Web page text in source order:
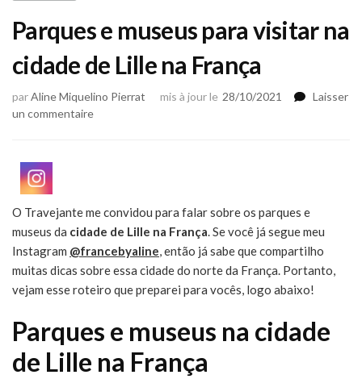
Parques e museus para visitar na
cidade de Lille na França
parAline Miquelino Pierrat mis à jour le 28/10/2021
Laisser
un commentairesur
na
cidade
de
Lille
França
O Travejante me convidou para falar sobre os parques e
museus da cidade de Lille na França. Se você já segue meu
Instagram @francebyaline, então já sabe que compartilho
muitas dicas sobre essa cidade do norte da França. Portanto,
vejam esse roteiro que preparei para vocês, logo abaixo!
Parques e museus na cidade
de Lille na França